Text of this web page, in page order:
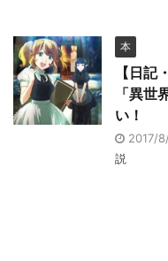
本
【日
「異世
い！
2017/
説